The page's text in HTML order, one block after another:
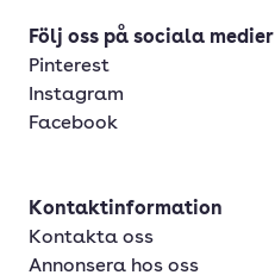
Följ oss på sociala medier
Pinterest
Instagram
Facebook
Kontaktinformation
Kontakta oss
Annonsera hos oss